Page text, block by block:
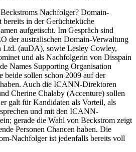
Nachfolger? Domain-
in der Gerüchteküche
aufgetischt. Im Gespräch sind
der australischen Domain-Verwaltung
Ltd. (auDA), sowie Lesley Cowley,
und als Nachfolgerin von Disspain
Names Supporting Organisation
sollen schon 2009 auf der
Auch die ICANN-Direktoren
Cherine Chalaby (Accenture) sollen
galt für Kandidaten als Vorteil, als
und mit den ICANN-
gerade die Wahl von Beckstrom zeigt
Personen Chancen haben. Die
Nachfolger ist jedenfalls bereits voll